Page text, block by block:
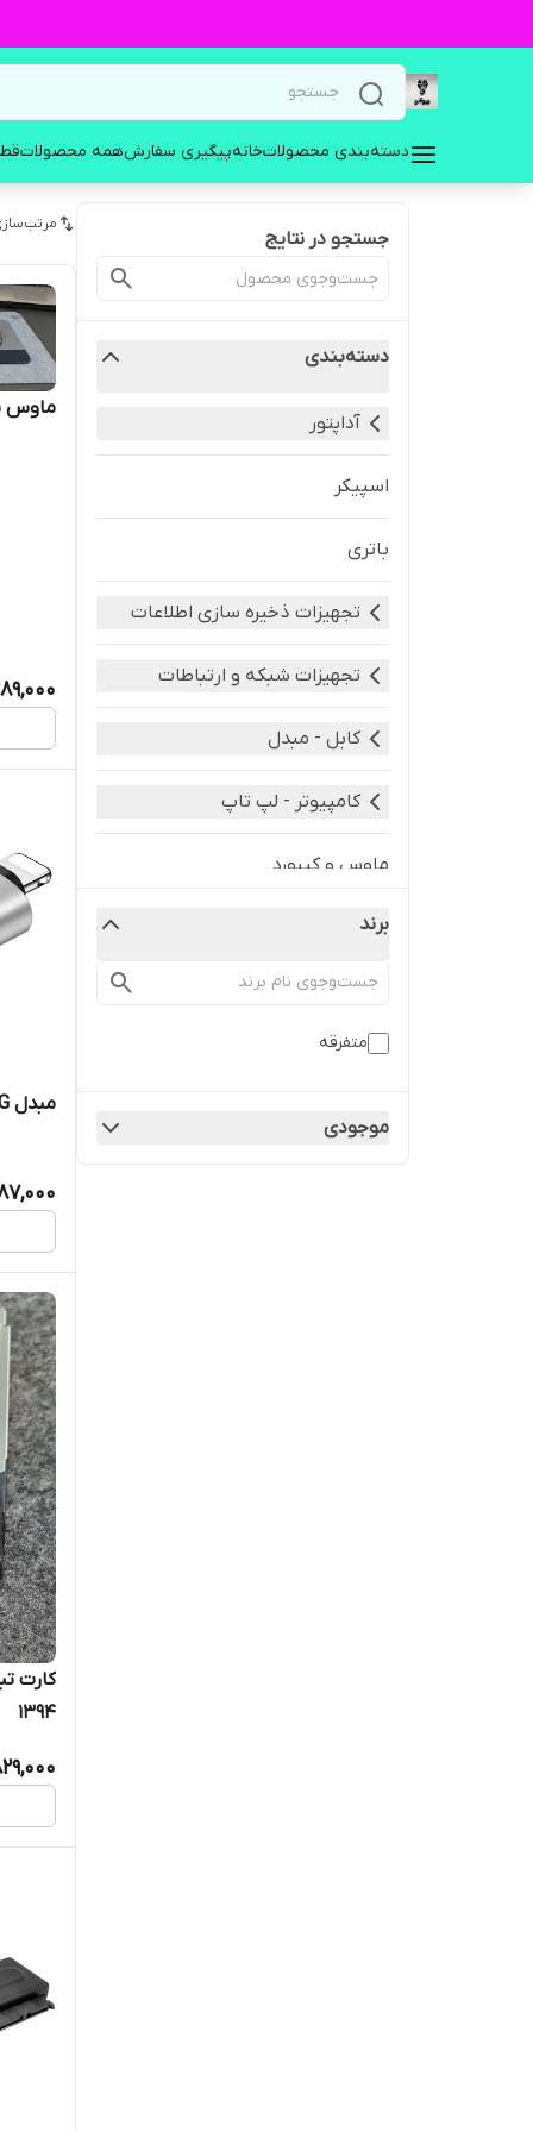
دسته‌بندی محصولاتخانهپیگیری سفارشهمه محصولات
جستجو در نتایج
دسته‌بندی
آداپتور
اسپیکر
باتری
تجهیزات ذخیره سازی اطلاعات
تجهیزات شبکه و ارتباطات
کابل - مبدل
کامپیوتر - لپ تاپ
ماوس و کیبورد
متفرقه
موبایل و تبلت
هدفون هدست هندزفری
ساعت و زیور آلات
برند
متفرقه
موجودی
ماوس
مبدل OTG لایتنینگ مدل JH-049
1394